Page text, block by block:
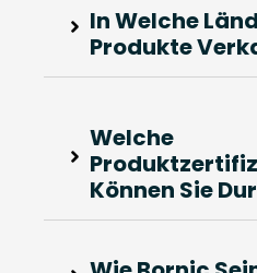
In Welche
Produkte
Welche
Können Sie